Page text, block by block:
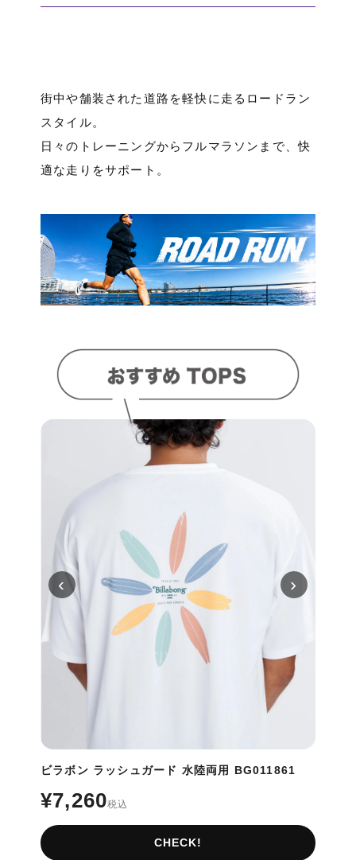
街中や舗装された道路を軽快に走るロードラン
スタイル。
日々のトレーニングからフルマラソンまで、快
適な走りをサポート。
‹ ›
ビラボン ラッシュガード 水陸両用 BG011861
¥7,260税込
CHECK!